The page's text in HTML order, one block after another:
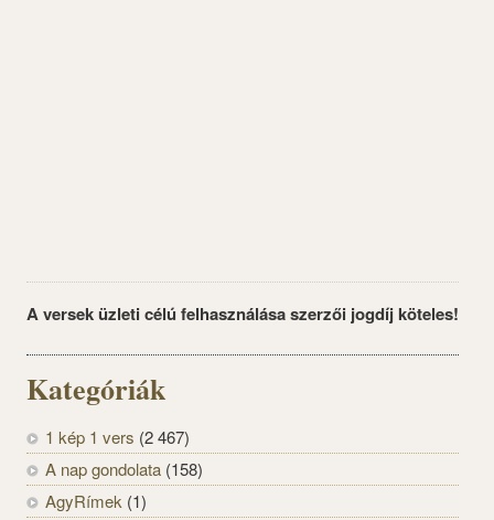
A versek üzleti célú felhasználása szerzői jogdíj köteles!
Kategóriák
1 kép 1 vers (2 467)
A nap gondolata (158)
AgyRímek (1)